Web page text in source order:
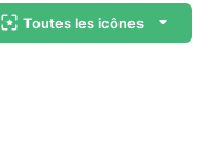
Toutes les icônes